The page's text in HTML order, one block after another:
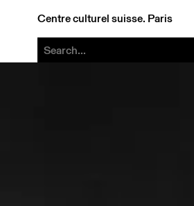
Centre culturel suisse. Paris